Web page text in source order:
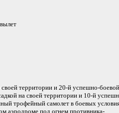
территории и 20-й успешно-
на своей территории и 10-й
трофейный самолет в боевых
аэродроме под огнем противника-